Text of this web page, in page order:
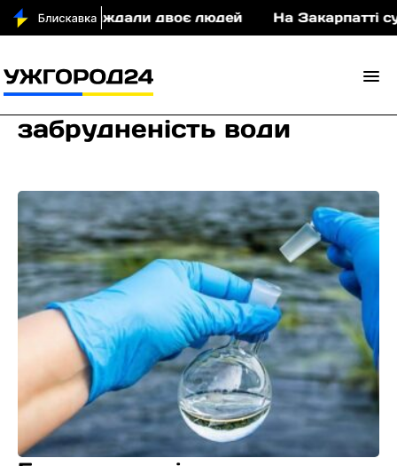
постраждали двоє людей На Закарпатті
забрудненість води